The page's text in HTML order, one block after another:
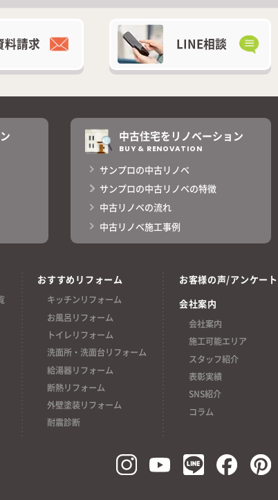
料請求 LINE相談
中古住宅をリノベーション
BUY & RENOVATION
サンプロの中古リノベ
サンプロの中古リノベの特徴
中古リノベの流れ
中古リノベ施工事例
おすすめリフォーム
キッチンリフォーム
お風呂リフォーム
トイレリフォーム
洗面所・洗面台リフォーム
給湯器リフォーム
断熱リフォーム
外壁塗装リフォーム
耐震診断
お客様の声/アンケート
会社案内
会社案内
施工可能エリア
スタッフ紹介
表彰実績
SNS紹介
コラム